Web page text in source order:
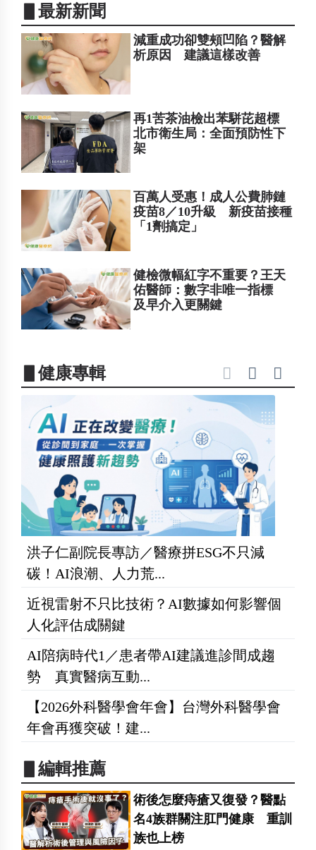
▋最新新聞
減重成功卻雙頰凹陷？醫解
析原因 建議這樣改善
再1苦茶油檢出苯駢芘超標
北市衛生局：全面預防性下
架
百萬人受惠！成人公費肺鏈
疫苗8／10升級 新疫苗接種
「1劑搞定」
健檢微幅紅字不重要？王天
佑醫師：數字非唯一指標
及早介入更關鍵
▋健康專輯
洪子仁副院長專訪／醫療拼ESG不只減
碳！AI浪潮、人力荒...
近視雷射不只比技術？AI數據如何影響個
人化評估成關鍵
AI陪病時代1／患者帶AI建議進診間成趨
勢 真實醫病互動...
【2026外科醫學會年會】台灣外科醫學會
年會再獲突破！建...
▋編輯推薦
術後怎麼痔瘡又復發？醫點
名4族群關注肛門健康 重訓
族也上榜